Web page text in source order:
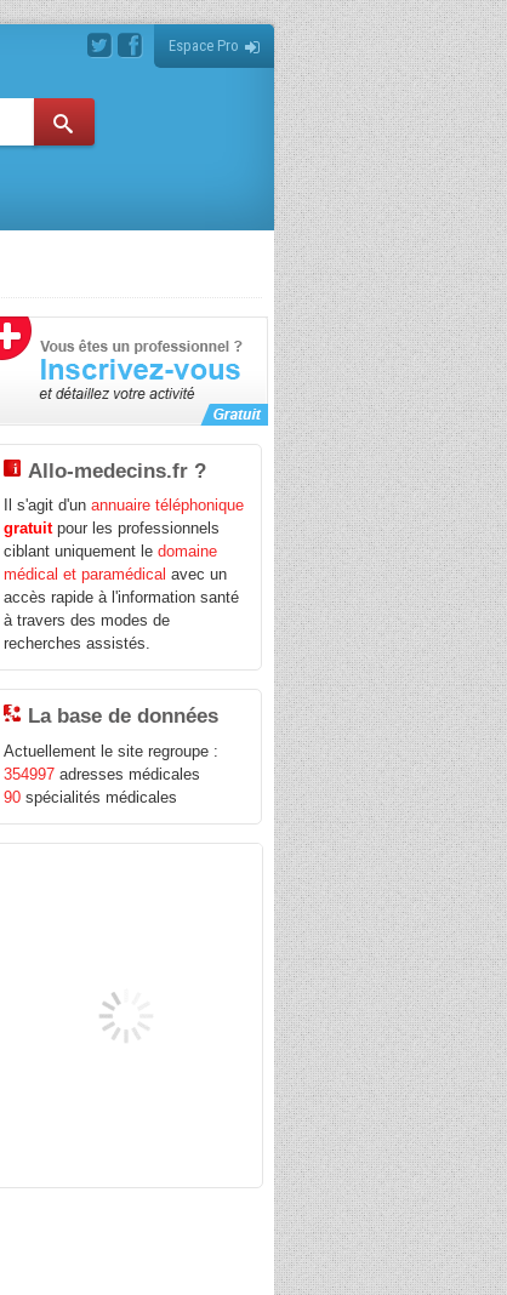
Espace Pro
Allo-medecins.fr ?
Il s'agit d'unannuaire téléphonique
gratuitpour les professionnels
ciblant uniquement ledomaine
médical et paramédical avec un
accès rapide à l'information santé
à travers des modes de
recherches assistés.
La base de données
Actuellement le site regroupe :
354997 adresses médicales
90 spécialités médicales